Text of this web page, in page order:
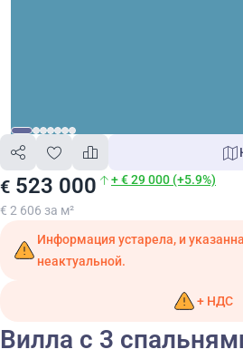
€ 523 000 + € 29 000 (+5.9%)
€ 2 606 за м²
Информация устарела, и
неактуальной.
+ НДС
Вилла с 3